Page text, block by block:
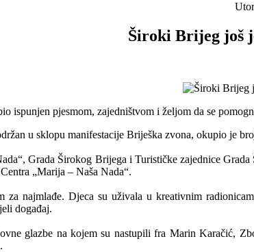
Široki Brijeg još
ispunjen pjesmom, zajedništvom i željom da se
u sklopu manifestacije Briješka zvona, okupio je
Grada Širokog Brijega i Turističke zajednice
„Marija – Naša Nada“.
za najmlađe. Djeca su uživala u kreativnim
događaj.
glazbe na kojem su nastupili fra Marin Karačić,